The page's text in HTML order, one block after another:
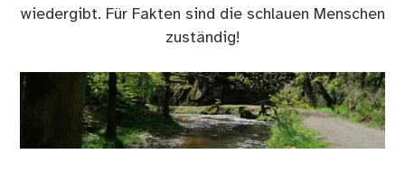
wiedergibt. Für Fakten sind die schlauen Menschen
zuständig!